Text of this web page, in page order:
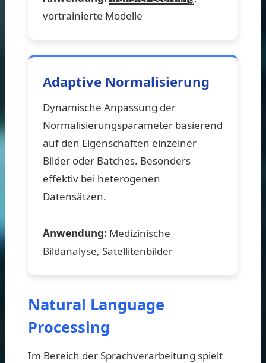
vortrainierte Modelle
Adaptive Normalisierung
Dynamische Anpassung der
Normalisierungsparameter basierend
auf den Eigenschaften einzelner
Bilder oder Batches. Besonders
effektiv bei heterogenen
Datensätzen.
Anwendung: Medizinische
Bildanalyse, Satellitenbilder
Natural Language
Processing
Im Bereich der Sprachverarbeitung spielt